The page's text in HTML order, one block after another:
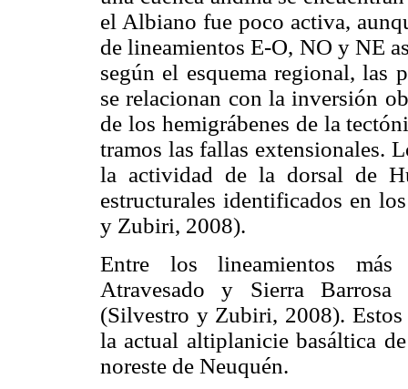
el Albiano fue poco activa,
de lineamientos E-O, NO y NE
según el esquema regional, las
se relacionan con la inversión
de los hemigrábenes de la
tramos las fallas extensionales.
la actividad de la dorsal de
estructurales identificados en
y Zubiri, 2008).
Entre los lineamientos más
Atravesado y Sierra Barrosa
(Silvestro y Zubiri, 2008).
la actual altiplanicie basáltica
noreste de Neuquén.